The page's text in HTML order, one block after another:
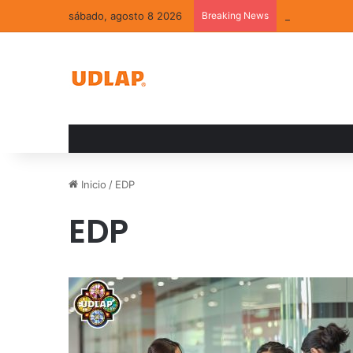
sábado, agosto 8 2026 Breaking News
Inicio / EDP
EDP